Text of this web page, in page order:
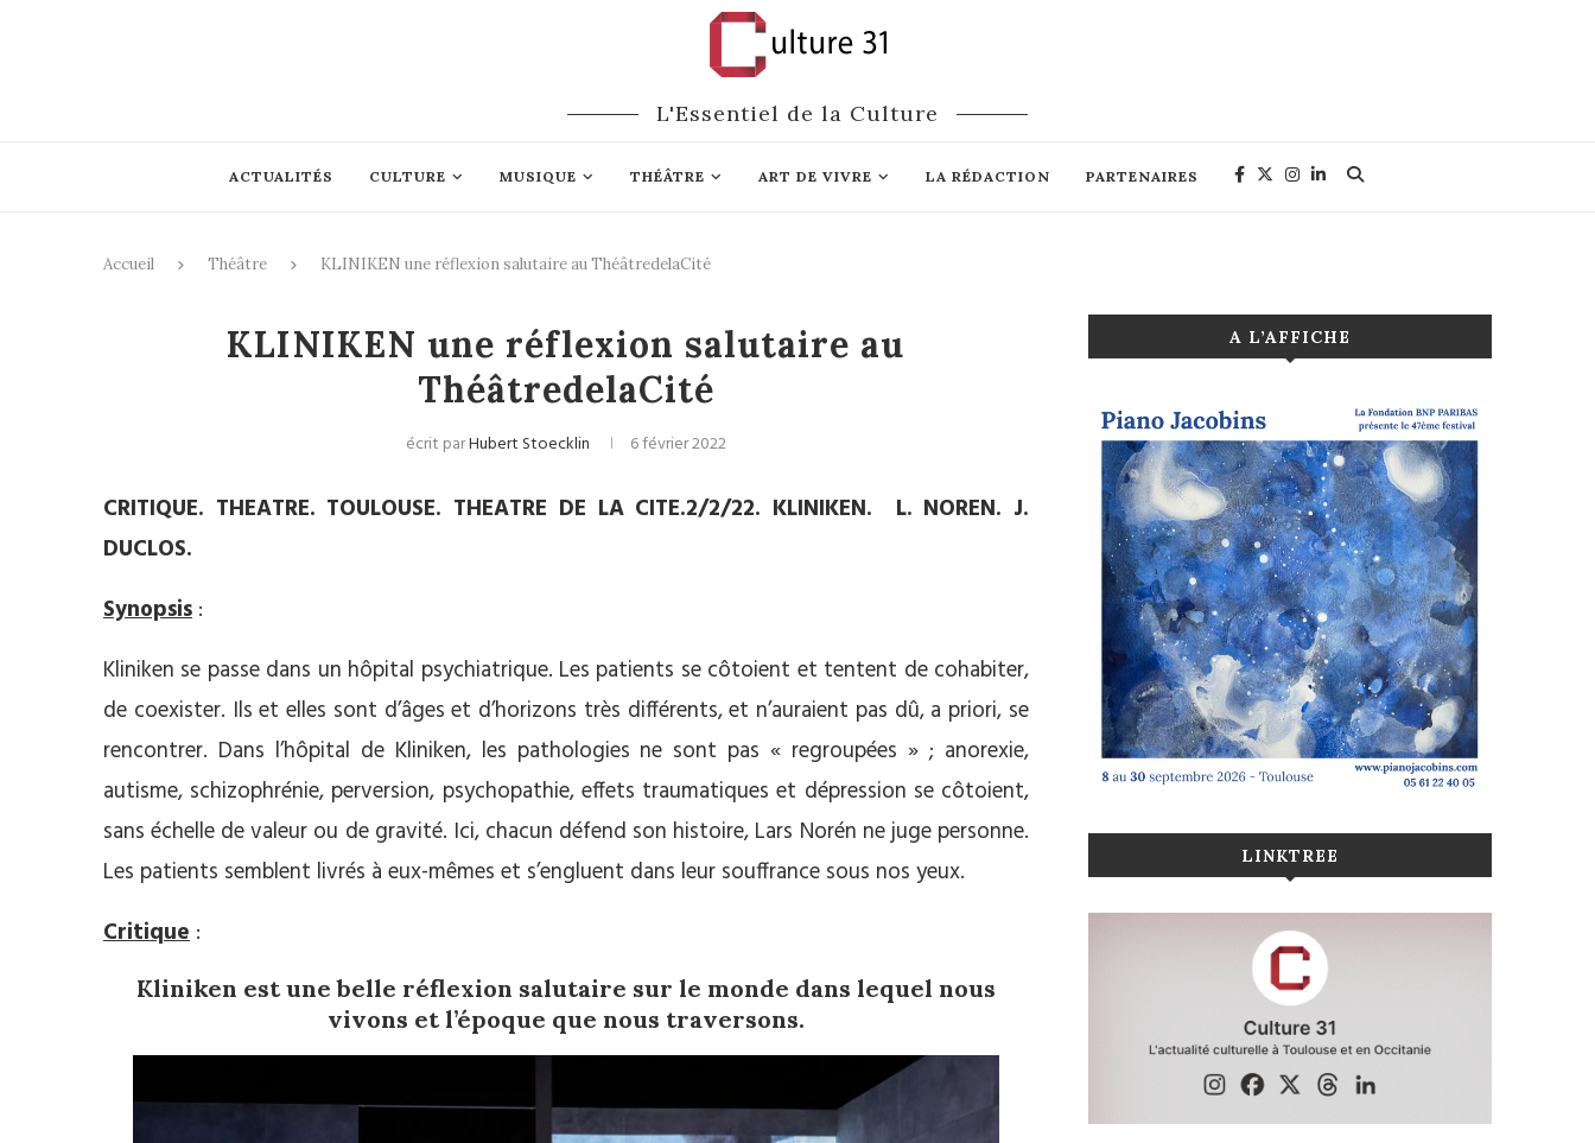
L'Essentiel de la Culture
ACTUALITÉS CULTURE MUSIQUE THÉÂTRE ART DE VIVRE LA RÉDACTION PARTENAIRES
Accueil Théâtre KLINIKEN une réflexion salutaire au ThéâtredelaCité
KLINIKEN une réflexion salutaire au
ThéâtredelaCité
écrit parHubert Stoecklin 6 février 2022
CRITIQUE. THEATRE. TOULOUSE. THEATRE DE LA CITE.2/2/22. KLINIKEN. L. NOREN. J.
DUCLOS.
Synopsis :
Kliniken se passe dans un hôpital psychiatrique. Les patients se côtoient et tentent de cohabiter,
de coexister. Ils et elles sont d’âges et d’horizons très différents, et n’auraient pas dû, a priori, se
rencontrer. Dans l’hôpital de Kliniken, les pathologies ne sont pas « regroupées » ; anorexie,
autisme, schizophrénie, perversion, psychopathie, effets traumatiques et dépression se côtoient,
sans échelle de valeur ou de gravité. Ici, chacun défend son histoire, Lars Norén ne juge personne.
Les patients semblent livrés à eux-mêmes et s’engluent dans leur souffrance sous nos yeux.
Critique :
Kliniken est une belle réflexion salutaire sur le monde dans lequel nous
vivons et l’époque que nous traversons.
A L’AFFICHE
LINKTREE